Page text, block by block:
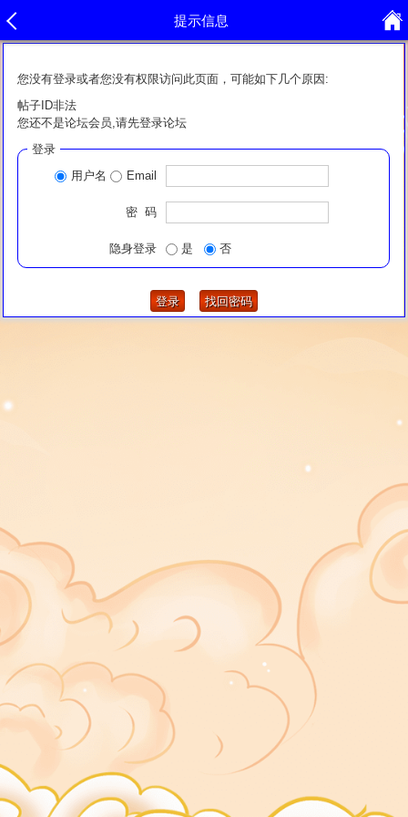
提示信息
您没有登录或者您没有权限访问此页面，可能如下几个原因:
帖子ID非法
您还不是论坛会员,请先登录论坛
登录
用户名
Email
密 码
隐身登录 是 否